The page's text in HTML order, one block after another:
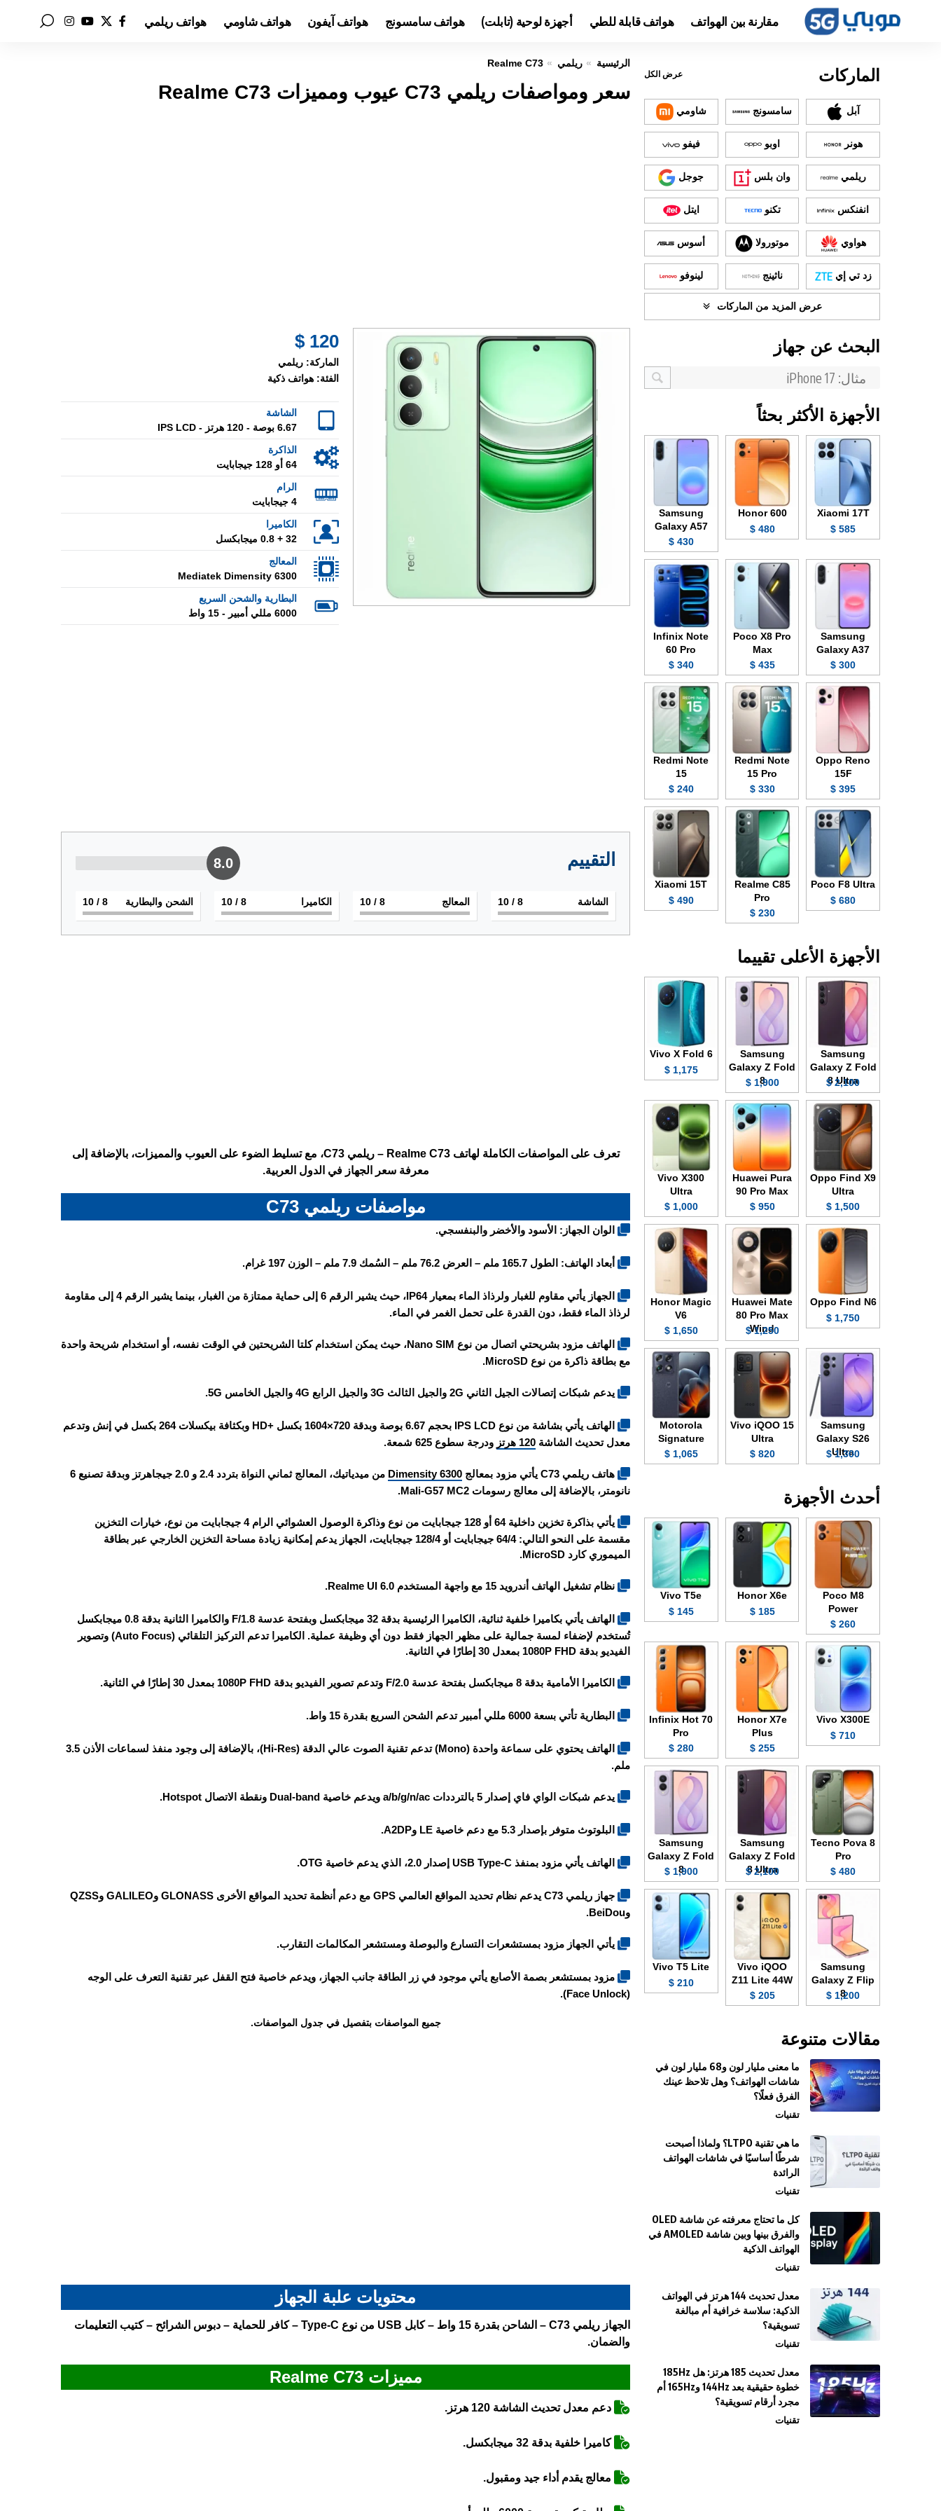
مقارنة بين الهواتف هواتف قابلة للطي أجهزة لوحية (تابلت) هواتف سامسونج هواتف آيفون هواتف شاومي هواتف ريلمي
الرئيسية ريلمي Realme C73
سعر ومواصفات ريلمي C73 عيوب ومميزات Realme C73
120 $
الماركة: ريلمي
الفئة: هواتف ذكية
الشاشة
6.67 بوصة - 120 هرتز - IPS LCD
الذاكرة
64 أو 128 جيجابايت
الرام
4 جيجابايت
الكاميرا
32 + 0.8 ميجابكسل
المعالج
Mediatek Dimensity 6300
البطارية والشحن السريع
6000 مللي أمبير - 15 واط
التقييم 8.0
الشاشة 8
/ 10 المعالج 8
/ 10 الكاميرا 8
/ 10 الشحن والبطارية 8
/ 10
تعرف على المواصفات الكاملة لهاتف Realme C73 – ريلمي C73، مع تسليط الضوء على العيوب والمميزات، بالإضافة إلى
معرفة سعر الجهاز في الدول العربية.
مواصفات ريلمي C73
الوان الجهاز: الأسود والأخضر والبنفسجي.
أبعاد الهاتف: الطول 165.7 ملم – العرض 76.2 ملم – السُمك 7.9 ملم – الوزن 197 غرام.
الجهاز يأتي مقاوم للغبار ولرذاذ الماء بمعيار IP64، حيث يشير الرقم 6 إلى حماية ممتازة من الغبار، بينما يشير الرقم 4 إلى مقاومة
لرذاذ الماء فقط، دون القدرة على تحمل الغمر في الماء.
الهاتف مزود بشريحتي اتصال من نوع Nano SIM، حيث يمكن استخدام كلتا الشريحتين في الوقت نفسه، أو استخدام شريحة واحدة
مع بطاقة ذاكرة من نوع MicroSD.
يدعم شبكات إتصالات الجيل الثاني 2G والجيل الثالث 3G والجيل الرابع 4G والجيل الخامس 5G.
الهاتف يأتي بشاشة من نوع IPS LCD بحجم 6.67 بوصة وبدقة 720×1604 بكسل +HD وبكثافة بيكسلات 264 بكسل في إنش وتدعم
معدل تحديث الشاشة 120 هرتز ودرجة سطوع 625 شمعة.
هاتف ريلمي C73 يأتي مزود بمعالج Dimensity 6300
من ميدياتيك، المعالج ثماني النواة بتردد 2.4 و 2.0 جيجاهرتز وبدقة تصنيع 6
نانومتر، بالإضافة إلى معالج رسومات Mali-G57 MC2.
يأتي بذاكرة تخزين داخلية 64 أو 128 جيجابايت من نوع وذاكرة الوصول العشوائي الرام 4 جيجابايت من نوع، خيارات التخزين
مقسمة على النحو التالي: 64/4 جيجابايت أو 128/4 جيجابايت، الجهاز يدعم إمكانية زيادة مساحة التخزين الخارجي عبر بطاقة
الميموري كارد MicroSD.
نظام تشغيل الهاتف أندرويد 15 مع واجهة المستخدم Realme UI 6.0.
الهاتف يأتي بكاميرا خلفية ثنائية، الكاميرا الرئيسية بدقة 32 ميجابكسل وبفتحة عدسة F/1.8 والكاميرا الثانية بدقة 0.8 ميجابكسل
تُستخدم لإضفاء لمسة جمالية على مظهر الجهاز فقط دون أي وظيفة عملية. الكاميرا تدعم التركيز التلقائي (Auto Focus) وتصوير
الفيديو بدقة 1080P FHD بمعدل 30 إطارًا في الثانية.
الكاميرا الأمامية بدقة 8 ميجابكسل بفتحة عدسة F/2.0 وتدعم تصوير الفيديو بدقة 1080P FHD بمعدل 30 إطارًا في الثانية.
البطارية تأتي بسعة 6000 مللي أمبير تدعم الشحن السريع بقدرة 15 واط.
الهاتف يحتوي على سماعة واحدة (Mono) تدعم تقنية الصوت عالي الدقة (Hi-Res)، بالإضافة إلى وجود منفذ لسماعات الأذن 3.5
ملم.
يدعم شبكات الواي فاي إصدار 5 بالترددات a/b/g/n/ac ويدعم خاصية Dual-band ونقطة الاتصال Hotspot.
البلوتوث متوفر بإصدار 5.3 مع دعم خاصية LE وA2DP.
الهاتف يأتي مزود بمنفذ USB Type-C إصدار 2.0، الذي يدعم خاصية OTG.
جهاز ريلمي C73 يدعم نظام تحديد المواقع العالمي GPS مع دعم أنظمة تحديد المواقع الأخرى GLONASS وGALILEO وQZSS
وBeiDou.
يأتي الجهاز مزود بمستشعرات التسارع والبوصلة ومستشعر المكالمات التقارب.
مزود بمستشعر بصمة الأصابع يأتي موجود في زر الطاقة جانب الجهاز، ويدعم خاصية فتح القفل عبر تقنية التعرف على الوجه
(Face Unlock).
جميع المواصفات بتفصيل في جدول المواصفات.
محتويات علبة الجهاز
الجهاز ريلمي C73 – الشاحن بقدرة 15 واط – كابل USB من نوع Type-C – كافر للحماية – دبوس الشرائح – كتيب التعليمات
والضمان.
مميزات Realme C73
دعم معدل تحديث الشاشة 120 هرتز.
كاميرا خلفية بدقة 32 ميجابكسل.
معالج يقدم أداء جيد ومقبول.
الماركات عرض الكل
آبل سامسونج شاومي
هونر اوبو فيفو
ريلمي وان بلس جوجل
انفنكس تكنو ايتل
هواوي موتورولا أسوس
زد تي إي ناثينج لينوفو
عرض المزيد من الماركات
البحث عن جهاز
الأجهزة الأكثر بحثاً
Xiaomi 17T
585 $
Honor 600
480 $
Samsung
Galaxy A57
430 $
Samsung
Galaxy A37
300 $
Poco X8 Pro
Max
435 $
Infinix Note
60 Pro
340 $
Oppo Reno
15F
395 $
Redmi Note
15 Pro
330 $
Redmi Note
15
240 $
Poco F8 Ultra
680 $
Realme C85
Pro
230 $
Xiaomi 15T
490 $
الأجهزة الأعلى تقييما
Samsung
Galaxy Z Fold
8 Ultra
2,100 $
Samsung
Galaxy Z Fold
8
1,900 $
Vivo X Fold 6
1,175 $
Oppo Find X9
Ultra
1,500 $
Huawei Pura
90 Pro Max
950 $
Vivo X300
Ultra
1,000 $
Oppo Find N6
1,750 $
Huawei Mate
80 Pro Max
Wind
1,250 $
Honor Magic
V6
1,650 $
Samsung
Galaxy S26
Ultra
1,300 $
Vivo iQOO 15
Ultra
820 $
Motorola
Signature
1,065 $
أحدث الأجهزة
Poco M8
Power
260 $
Honor X6e
185 $
Vivo T5e
145 $
Vivo X300E
710 $
Honor X7e
Plus
255 $
Infinix Hot 70
Pro
280 $
Tecno Pova 8
Pro
480 $
Samsung
Galaxy Z Fold
8 Ultra
2,100 $
Samsung
Galaxy Z Fold
8
1,900 $
Samsung
Galaxy Z Flip
8
1,200 $
Vivo iQOO
Z11 Lite 44W
205 $
Vivo T5 Lite
210 $
مقالات متنوعة
ما معنى مليار لون و68 مليار لون في
شاشات الهواتف؟ وهل تلاحظ عينك
الفرق فعلًا؟
تقنيات
ما هي تقنية LTPO؟ ولماذا أصبحت
شرطًا أساسيًا في شاشات الهواتف
الرائدة
تقنيات
كل ما تحتاج معرفته عن شاشة OLED
والفرق بينها وبين شاشة AMOLED في
الهواتف الذكية
تقنيات
معدل تحديث 144 هرتز في الهواتف
الذكية: سلاسة خرافية أم مبالغة
تسويقية؟
تقنيات
معدل تحديث 185 هرتز: هل 185Hz
خطوة حقيقية بعد 144Hz و165Hz أم
مجرد أرقام تسويقية؟
تقنيات